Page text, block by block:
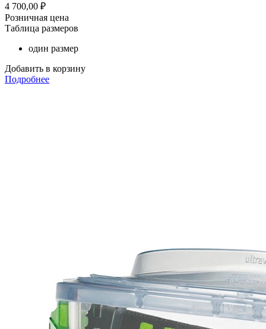
4 700,00 ₽
Розничная цена
Таблица размеров
один размер
Добавить в корзину
Подробнее